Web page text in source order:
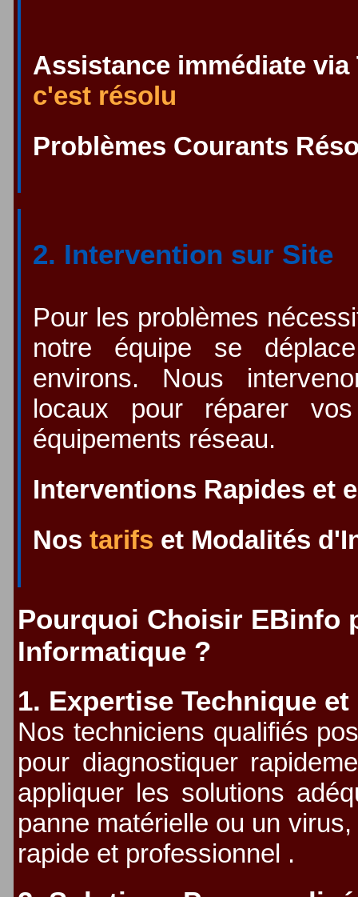
Assistance immédiate
c'est résolu
Problèmes Courants
2. Intervention sur Site
Pour les problèmes
notre équipe se
environs. Nous
locaux pour réparer
équipements réseau.
Interventions Rapides et
Nostarifs et Modalités
Pourquoi Choisir EBinfo
Informatique ?
1. Expertise Technique
Nos techniciens qualifiés
pour diagnostiquer
appliquer les solutions
panne matérielle ou un
rapide et professionnel .